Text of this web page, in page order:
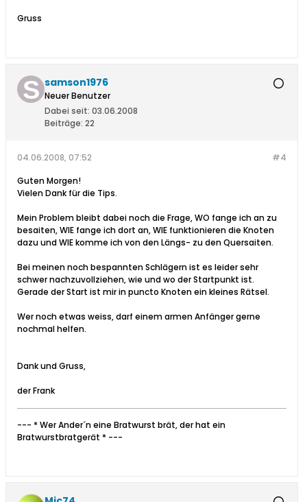
Gruss
samson1976
Neuer Benutzer
Dabei seit: 03.06.2008
Beiträge: 22
#4
04.06.2008, 07:52
Guten Morgen!
Vielen Dank für die Tips.
Mein Problem bleibt dabei noch die Frage, WO fange ich an zu
besaiten, WIE fange ich dort an, WIE funktionieren die Knoten
dazu und WIE komme ich von den Längs- zu den Quersaiten.
Bei meinen noch bespannten Schlägern ist es leider sehr
schwer nachzuvollziehen, wie und wo der Startpunkt ist.
Gerade der Start ist mir in puncto Knoten ein kleines Rätsel.
Wer noch etwas weiss, darf einem armen Anfänger gerne
nochmal helfen.
Dank und Gruss,
der Frank
--- * Wer Ander´n eine Bratwurst brät, der hat ein
Bratwurstbratgerät * ---